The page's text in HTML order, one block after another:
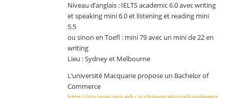
Niveau d’anglais : IELTS academic 6.0 avec writing
et speaking mini 6.0 et listening et reading mini
5.5
ou sinon en Toefl : mini 79 avec un mini de 22 en
writing
Lieu : Sydney et Melbourne
L’université Macquarie propose un Bachelor of
Commerce